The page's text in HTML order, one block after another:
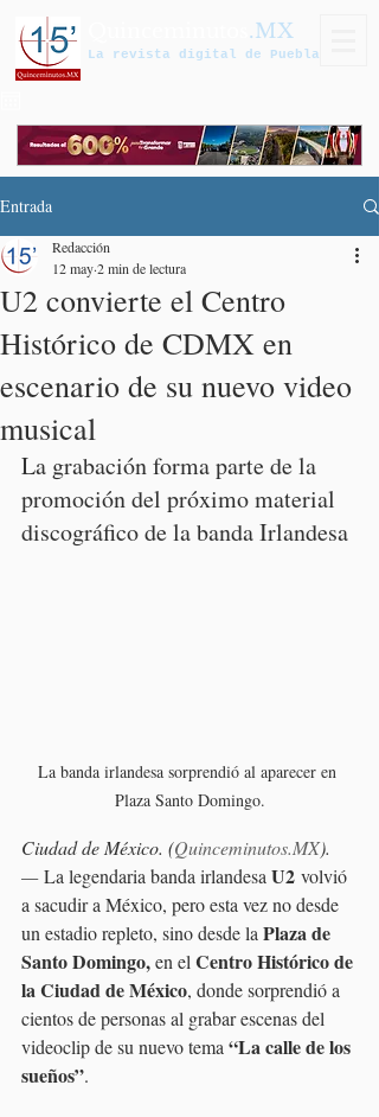
.MX
La revista digital de Puebla
Entrada
U2 convierte el Centro
Histórico de CDMX en
escenario de su nuevo video
musical
Redacción
12 may2 min de lectura
La grabación forma parte de la
promoción del próximo material
discográfico de la banda Irlandesa
La banda irlandesa sorprendió al aparecer en
Plaza Santo Domingo.
Ciudad de México. (Quinceminutos.MX).
— La legendaria banda irlandesa U2 volvió
a sacudir a México, pero esta vez no desde
un estadio repleto, sino desde la Plaza de
Santo Domingo, en el Centro Histórico de
la Ciudad de México, donde sorprendió a
cientos de personas al grabar escenas del
videoclip de su nuevo tema “La calle de los
sueños”.